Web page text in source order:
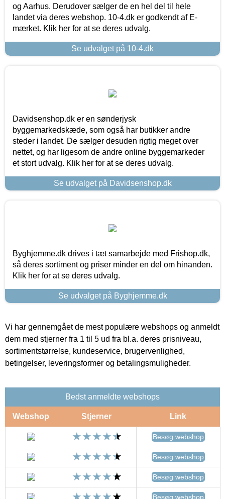
og Aarhus. Derudover sælger de en hel del til hele
landet via deres webshop. 10-4.dk er godkendt af E-
mærket. Klik her for at se deres udvalg.
Se udvalget på 10-4.dk
Davidsenshop.dk er en sønderjysk
byggemarkedskæde, som også har butikker andre
steder i landet. De sælger desuden rigtig meget over
nettet, og har ligesom de andre online byggemarkeder
et stort udvalg. Klik her for at se deres udvalg.
Se udvalget på Davidsenshop.dk
Byghjemme.dk drives i tæt samarbejde med Frishop.dk,
så deres sortiment og priser minder en del om hinanden.
Klik her for at se deres udvalg.
Se udvalget på Byghjemme.dk
Vi har gennemgået de mest populære webshops og anmeldt
dem med stjerner fra 1 til 5 ud fra bl.a. deres prisniveau,
sortimentstørrelse, kundeservice, brugervenlighed,
betingelser, leveringsformer og betalingsmuligheder.
Bedst anmeldte webshops
Webshop Stjerner Link
Besøg webshop
Besøg webshop
Besøg webshop
Besøg webshop